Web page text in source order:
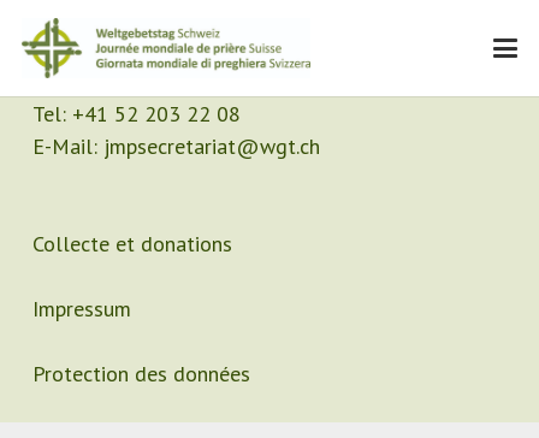
Contact
Secrétariat
Tel: +41 52 203 22 08
E-Mail: jmpsecretariat@wgt.ch
Collecte et donations
Impressum
Protection des données